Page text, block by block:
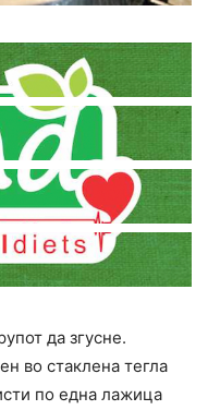
да згусне.
во стаклена тегла
по една лажица